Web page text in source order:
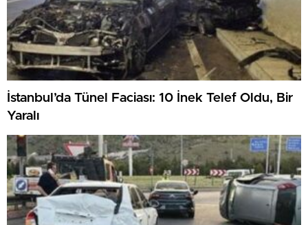
İstanbul’da Tünel Faciası: 10 İnek Telef Oldu, Bir
Yaralı